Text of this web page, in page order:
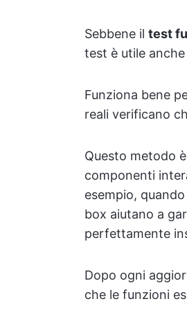
Sebbene il test
test è utile
Funziona bene
reali verificano
Questo metodo
componenti
esempio,
box aiutano a
perfettamente
Dopo ogni
che le funzioni